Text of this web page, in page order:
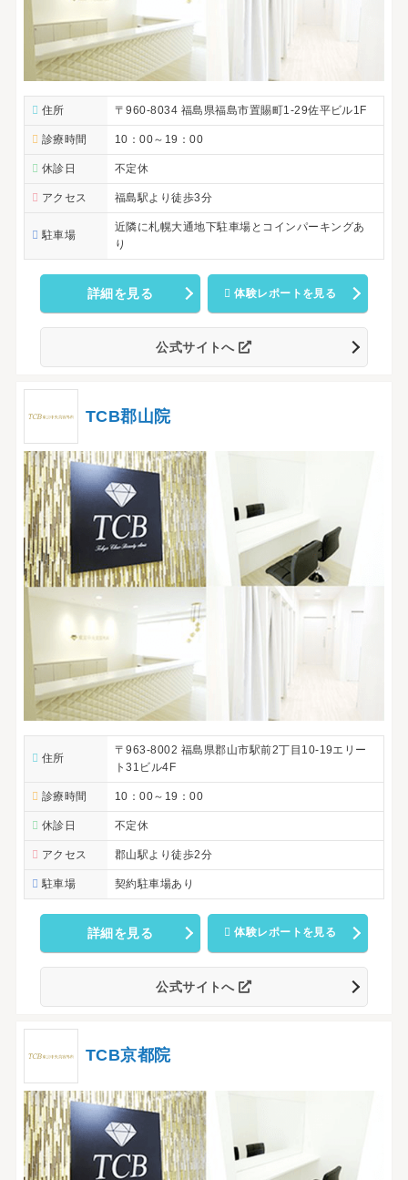
住所 〒960-8034 福島県福島市置賜町1-29佐平ビル1F
診療時間 10：00～19：00
休診日 不定休
アクセス 福島駅より徒歩3分
駐車場
近隣に札幌大通地下駐車場とコインパーキングあ
り
詳細を見る 体験レポートを見る
公式サイトへ
TCB郡山院
住所
〒963-8002 福島県郡山市駅前2丁目10-19エリー
ト31ビル4F
診療時間 10：00～19：00
休診日 不定休
アクセス 郡山駅より徒歩2分
駐車場 契約駐車場あり
詳細を見る 体験レポートを見る
公式サイトへ
TCB京都院